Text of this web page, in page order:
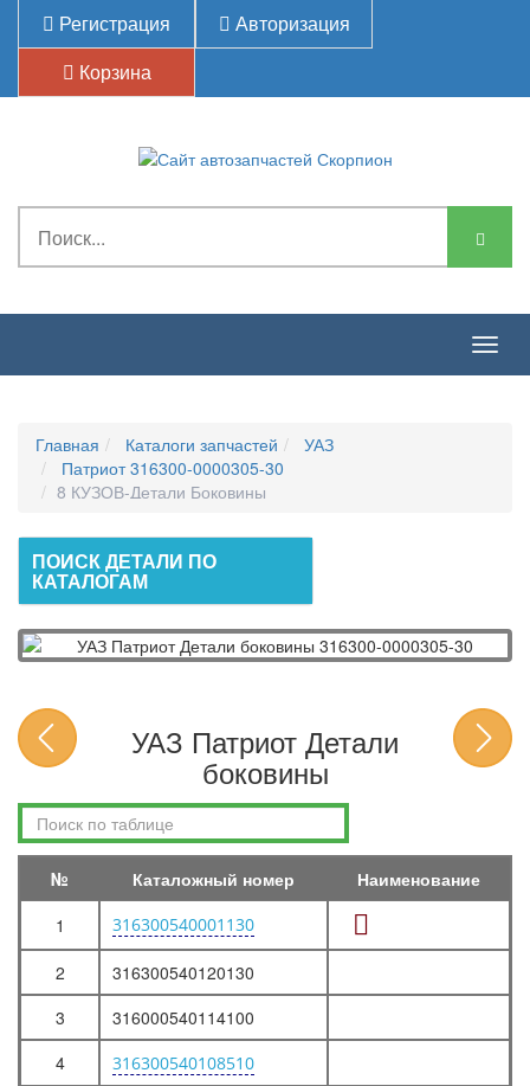
Регистрация
Авторизация
Корзина
Главная Каталоги запчастей
УАЗ
Патриот 316300-0000305-30
8 КУЗОВ-Детали Боковины
ПОИСК ДЕТАЛИ ПО
КАТАЛОГАМ
УАЗ Патриот Детали
боковины
№ Каталожный номер
Наименование
1
316300540001130
2
316300540120130
3
316000540114100
4
316300540108510